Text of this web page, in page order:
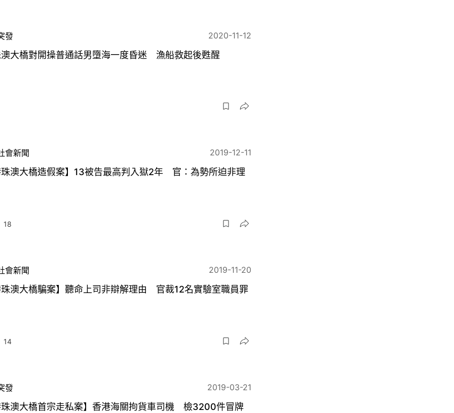
發 2020-11-12
大橋對開操普通話男墮海一度昏迷 漁船救起後甦醒
會新聞 2019-12-11
澳大橋造假案】13被告最高判入獄2年 官：為勢所迫非理
18
會新聞 2019-11-20
澳大橋騙案】聽命上司非辯解理由 官裁12名實驗室職員罪
14
發 2019-03-21
澳大橋首宗走私案】香港海關拘貨車司機 檢3200件冒牌